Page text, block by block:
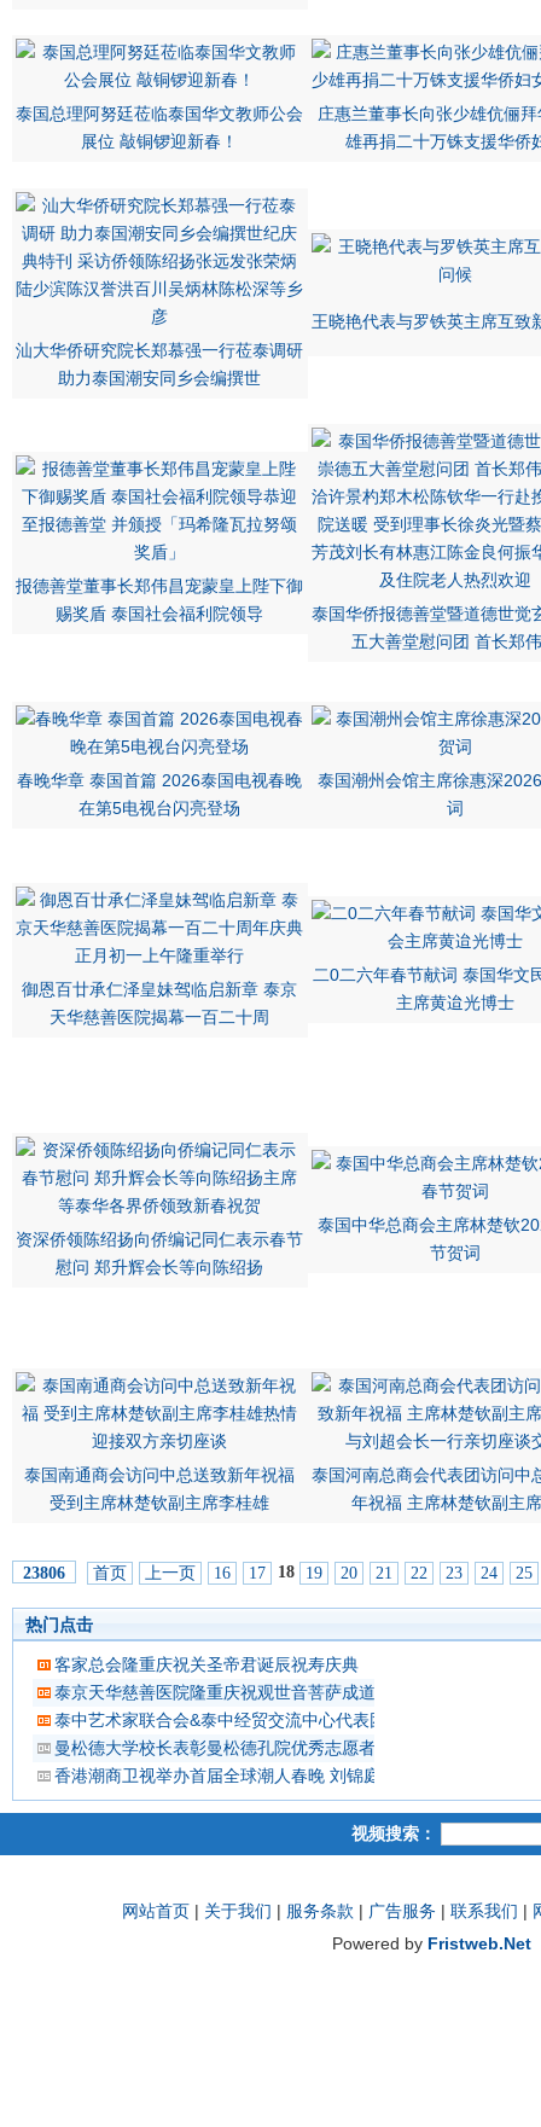
泰国总理阿努廷莅临泰国华文教师公会
展位 敲铜锣迎新春！
庄惠兰董事长向张少雄伉俪
雄再捐二十万铢支援华侨
汕大华侨研究院长郑慕强一行莅泰调研
助力泰国潮安同乡会编撰世
王晓艳代表与罗铁英主席互致
报德善堂董事长郑伟昌宠蒙皇上陛下御
赐奖盾 泰国社会福利院领导
泰国华侨报德善堂暨道德世觉
五大善堂慰问团 首长郑
春晚华章 泰国首篇 2026泰国电视春晚
在第5电视台闪亮登场
泰国潮州会馆主席徐惠深
词
御恩百廿承仁泽皇妹驾临启新章 泰京
天华慈善医院揭幕一百二十周
二0二六年春节献词 泰国华文
主席黄迨光博士
资深侨领陈绍扬向侨编记同仁表示春节
慰问 郑升辉会长等向陈绍扬
泰国中华总商会主席林楚钦
节贺词
泰国南通商会访问中总送致新年祝福
受到主席林楚钦副主席李桂雄
泰国河南总商会代表团访问中
年祝福 主席林楚钦副主
23806 首页 上一页 16 17 18 19 20 21 22 23 24 25
热门点击
客家总会隆重庆祝关圣帝君诞辰祝寿庆典
泰京天华慈善医院隆重庆祝观世音菩萨成道吉日延僧诵经祈福
泰中艺术家联合会&泰中经贸交流中心代表团 蔡义批会长率领抵
曼松德大学校长表彰曼松德孔院优秀志愿者教师
香港潮商卫视举办首届全球潮人春晚 刘锦庭等侨领出席
视频搜索：
网站首页 | 关于我们 | 服务条款 | 广告服务 | 联系我们 |
Powered by Fristweb.Net